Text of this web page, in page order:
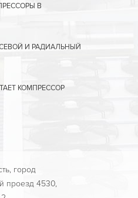
В
И РАДИАЛЬНЫЙ
КОМПРЕССОР
город
проезд 4530,